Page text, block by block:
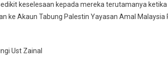
keselesaan kepada mereka terutamanya
ke Akaun Tabung Palestin Yayasan Amal Malaysia
Ust Zainal